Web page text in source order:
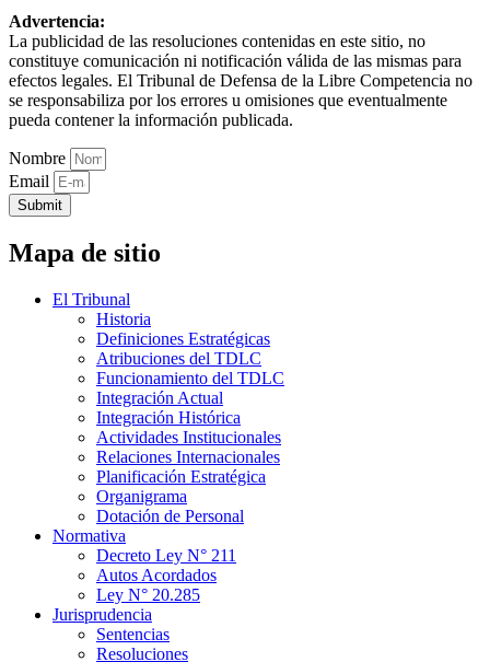
Advertencia:
La publicidad de las resoluciones contenidas en este sitio, no
constituye comunicación ni notificación válida de las mismas para
efectos legales. El Tribunal de Defensa de la Libre Competencia no
se responsabiliza por los errores u omisiones que eventualmente
pueda contener la información publicada.
Nombre
Email
Submit
Mapa de sitio
El Tribunal
Historia
Definiciones Estratégicas
Atribuciones del TDLC
Funcionamiento del TDLC
Integración Actual
Integración Histórica
Actividades Institucionales
Relaciones Internacionales
Planificación Estratégica
Organigrama
Dotación de Personal
Normativa
Decreto Ley N° 211
Autos Acordados
Ley N° 20.285
Jurisprudencia
Sentencias
Resoluciones